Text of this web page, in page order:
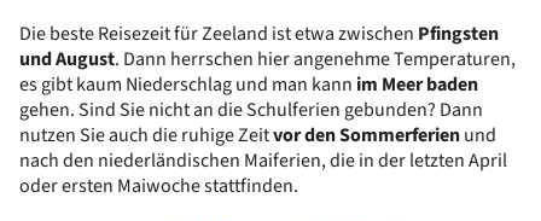
Die beste Reisezeit für Zeeland ist etwa zwischen Pfingsten
und August. Dann herrschen hier angenehme Temperaturen,
es gibt kaum Niederschlag und man kann im Meer baden
gehen. Sind Sie nicht an die Schulferien gebunden? Dann
nutzen Sie auch die ruhige Zeitvor den Sommerferienund
nach den niederländischen Maiferien, die in der letzten April
oder ersten Maiwoche stattfinden.